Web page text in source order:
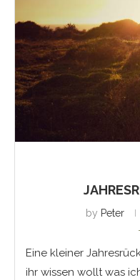
by Peter
Eine kleiner
ihr wissen wollt was